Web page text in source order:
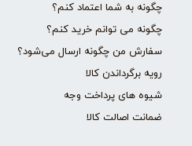
چگونه به شما اعتماد کنم؟
چگونه می توانم خرید کنم؟
سفارش من چگونه ارسال می‌شود؟
رویه برگرداندن کالا
شیوه های پرداخت وجه
ضمانت اصالت کالا